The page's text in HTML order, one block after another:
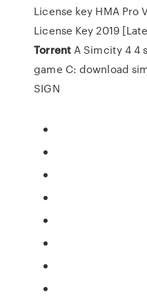
License key HMA Pro
License Key 2019
TorrentA Simcity 4 4
game C: download
SIGN